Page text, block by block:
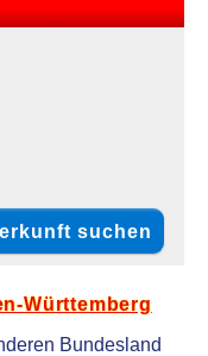
Württemberg
Bundesland